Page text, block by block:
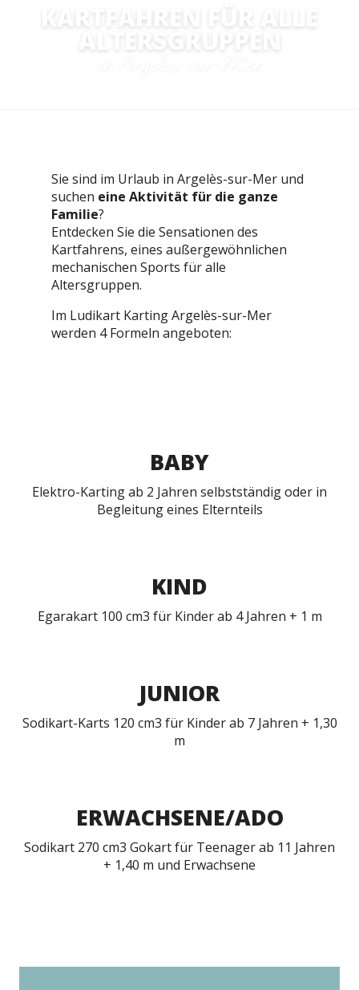
KARTFAHREN FÜR ALLE
ALTERSGRUPPEN
Sie sind im Urlaub in Argelès-sur-Mer und
suchen eine Aktivität für die ganze
Familie?
Entdecken Sie die Sensationen des
Kartfahrens, eines außergewöhnlichen
mechanischen Sports für alle
Altersgruppen.
Im Ludikart Karting Argelès-sur-Mer
werden 4 Formeln angeboten:
BABY
Elektro-Karting ab 2 Jahren selbstständig oder in
Begleitung eines Elternteils
KIND
Egarakart 100 cm3 für Kinder ab 4 Jahren + 1 m
JUNIOR
Sodikart-Karts 120 cm3 für Kinder ab 7 Jahren + 1,30
m
ERWACHSENE/ADO
Sodikart 270 cm3 Gokart für Teenager ab 11 Jahren
+ 1,40 m und Erwachsene